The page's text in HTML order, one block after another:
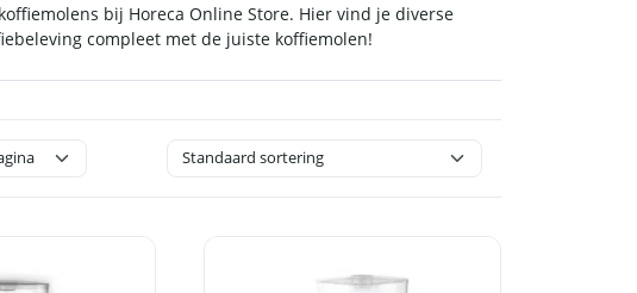
bij Horeca Online Store. Hier vind je diverse
compleet met de juiste koffiemolen!